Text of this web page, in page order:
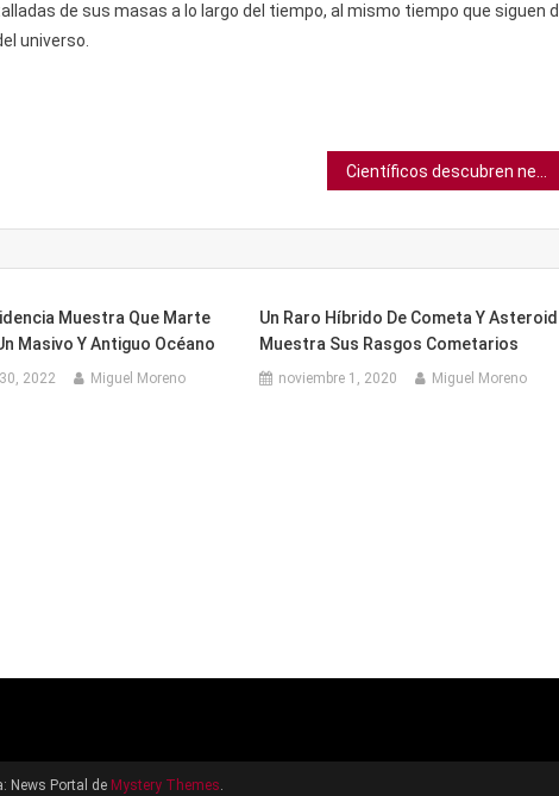
de sus masas a lo largo del tiempo, al mismo tiempo que siguen
universo.
Muestra Que Marte
Masivo Y Antiguo Océano
2022 Miguel Moreno
Un Raro Híbrido De Cometa Y
Muestra Sus Rasgos Cometarios
noviembre 1, 2020 Miguel Moreno
News Portal de Mystery Themes